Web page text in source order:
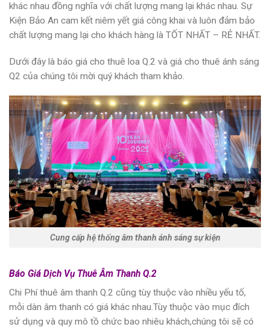
khác nhau đồng nghĩa với chất lượng mang lại khác nhau. Sự
Kiện Bảo An cam kết niêm yết giá công khai và luôn đảm bảo
chất lượng mang lại cho khách hàng là TỐT NHẤT – RẺ NHẤT.
Dưới đây là báo giá cho thuê loa Q.2 và giá cho thuê ánh sáng
Q2 của chúng tôi mời quý khách tham khảo.
Cung cấp hệ thống âm thanh ánh sáng sự kiện
Báo Giá Dịch Vụ Thuê Âm Thanh Q.2
Chi Phí thuê âm thanh Q.2 cũng tùy thuộc vào nhiều yếu tố,
mỗi dàn âm thanh có giá khác nhau.Tùy thuộc vào mục đích
sử dụng và quy mô tồ chức bao nhiêu khách,chúng tôi sẽ có